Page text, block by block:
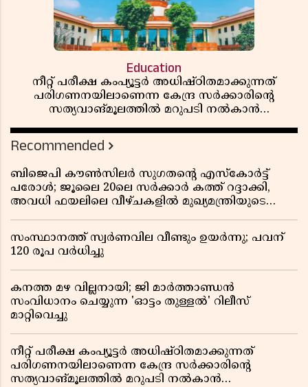
Education
നീറ്റ് പരീക്ഷ കംപ്യൂട്ടർ അധിഷ്ഠിതമാക്കുന്നത്
പരിഗണനയിലാണെന്ന കേന്ദ്ര സർക്കാരിൻ്റെ
സത്യവാങ്മൂലത്തിൽ മറുപടി നൽകാൻ
Recommended
ബിജെപി കൗൺസിലർ സുഗതന്റെ എസ്‌കോർട്ട്
പരോൾ; ജൂലൈ 20ലെ സർക്കാർ കത്ത് റദ്ദാക്കി,
അവധി ഫയലിലെ വീഴ്ചകളിൽ മുഖ്യമന്ത്രിയുടെ
സംസ്ഥാനത്ത് സ്വര്‍ണവില വീണ്ടും ഉയർന്നു; പവന്
120 രൂപ വര്‍ധിച്ചു
കനത്ത മഴ വില്ലനായി; ജി മാർത്താണ്ഡൻ
സംവിധാനം ചെയ്യുന്ന 'ഓട്ടം തുള്ളൽ' റിലീസ്
മാറ്റിവെച്ചു
നീറ്റ് പരീക്ഷ കംപ്യൂട്ടർ അധിഷ്ഠിതമാക്കുന്നത്
പരിഗണനയിലാണെന്ന കേന്ദ്ര സർക്കാരിൻ്റെ
സത്യവാങ്മൂലത്തിൽ മറുപടി നൽകാൻ